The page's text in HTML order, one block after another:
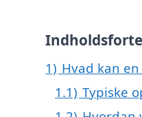
1) Hvad kan
1.1) Typiske